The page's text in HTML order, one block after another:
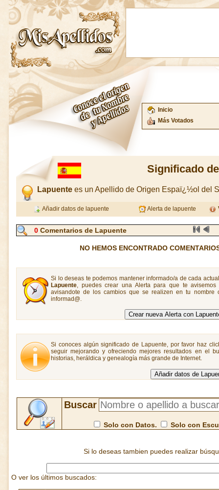
Inicio
Más Votados
Significado
Lapuente es un Apellido de Origen Espaï¿½ol del
Añadir datos de lapuente Alerta de lapuente
0 Comentarios de Lapuente
NO HEMOS ENCONTRADO
Si lo deseas te podemos mantener informado/a de cada
Lapuente, puedes crear una Alerta para que te avisemos
avisandote de los cambios que se realizen en tu
informad@.
Si conoces algún significado de Lapuente, por favor haz
seguir mejorando y ofreciendo mejores resultados en el
historias, heráldica y genealogía más grande de Internet.
Buscar
Solo con Datos. Solo con
Si lo deseas tambien puedes realizar
O ver los últimos buscados: